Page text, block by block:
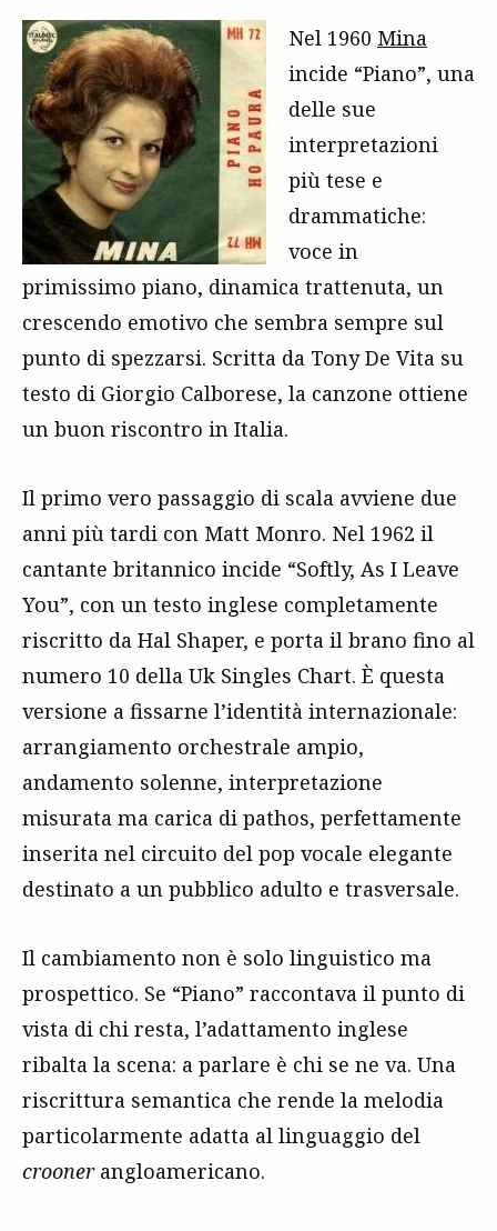
Nel 1960 Mina
incide “Piano”, una
delle sue
interpretazioni
più tese e
drammatiche:
voce in
primissimo piano, dinamica trattenuta, un
crescendo emotivo che sembra sempre sul
punto di spezzarsi. Scritta da Tony De Vita su
testo di Giorgio Calborese, la canzone ottiene
un buon riscontro in Italia.
Il primo vero passaggio di scala avviene due
anni più tardi con Matt Monro. Nel 1962 il
cantante britannico incide “Softly, As I Leave
You”, con un testo inglese completamente
riscritto da Hal Shaper, e porta il brano fino al
numero 10 della Uk Singles Chart. È questa
versione a fissarne l’identità internazionale:
arrangiamento orchestrale ampio,
andamento solenne, interpretazione
misurata ma carica di pathos, perfettamente
inserita nel circuito del pop vocale elegante
destinato a un pubblico adulto e trasversale.
Il cambiamento non è solo linguistico ma
prospettico. Se “Piano” raccontava il punto di
vista di chi resta, l’adattamento inglese
ribalta la scena: a parlare è chi se ne va. Una
riscrittura semantica che rende la melodia
particolarmente adatta al linguaggio del
croonerangloamericano.